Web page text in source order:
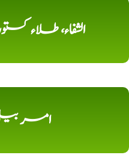
الشفاء، طلاء
امر بیل